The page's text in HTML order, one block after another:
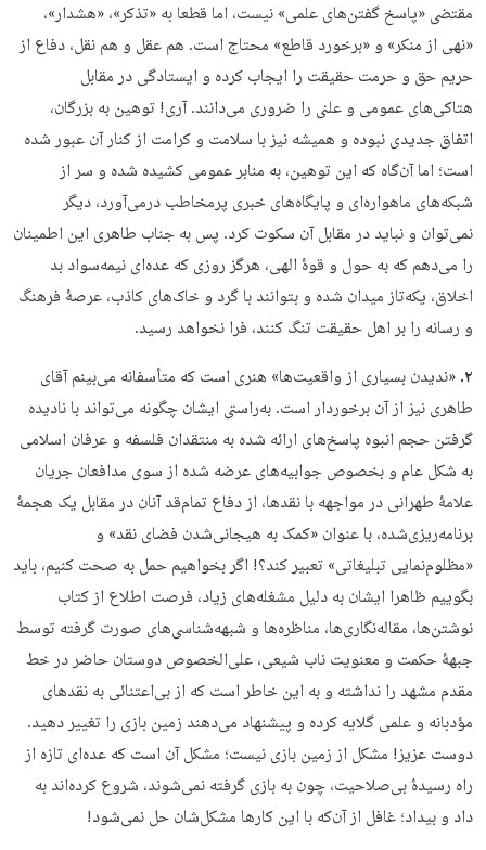
مقتضی «پاسخ‌ گفتن‌های علمی» نیست، اما قطعا به «تذکر»، «هشدار»،
«نهی از منکر» و «برخورد قاطع» محتاج است. هم عقل و هم نقل، دفاع از
حریم حق و حرمت حقیقت را ایجاب کرده و ایستادگی در مقابل
هتاکی‌های عمومی و علنی را ضروری می‌دانند. آری! توهین به بزرگان،
اتفاق جدیدی نبوده و همیشه نیز با سلامت و کرامت از کنار آن عبور شده
است؛ اما آن‌گاه که این توهین، به منابر عمومی کشیده شده و سر از
شبکه‌های ماهواره‌ای و پایگاه‌های خبری پرمخاطب درمی‌آورد، دیگر
نمی‌توان و نباید در مقابل آن سکوت کرد. پس به جناب طاهری این اطمینان
را می‌دهم که به حول و قوۀ الهی، هرگز روزی که عده‌ای نیمه‌سواد بد‌
اخلاق، یکه‌تاز میدان شده و بتوانند با گرد و خاک‌های کاذب، عرصۀ فرهنگ
و رسانه را بر اهل حقیقت تنگ کنند، فرا نخواهد رسید.
۲. «ندیدن بسیاری از واقعیت‌ها» هنری است که متأسفانه می‌بینم آقای
طاهری نیز از آن برخوردار است. به‌راستی ایشان چگونه می‌تواند با نادیده‌
گرفتن حجم انبوه پاسخ‌های ارائه‌ شده به منتقدان فلسفه و عرفان اسلامی
به‌ شکل عام و بخصوص جوابیه‌های عرضه‌ شده از سوی مدافعان جریان
علامۀ طهرانی در مواجهه با نقدها، از دفاع تمام‌قد آنان در مقابل یک هجمۀ
برنامه‌ریزی‌شده، با عنوان «کمک به هیجانی‌شدن فضای نقد» و
«مظلوم‌نمایی تبلیغاتی» تعبیر کند؟! اگر بخواهیم حمل به صحت کنیم، باید
بگوییم ظاهرا ایشان به دلیل مشغله‌های زیاد، فرصت اطلاع از کتاب‌
نوشتن‌ها، مقاله‌نگاری‌ها، مناظره‌ها و شبهه‌شناسی‌های صورت‌ گرفته توسط
جبهۀ حکمت و معنویت ناب شیعی، علی‌الخصوص دوستان حاضر در خط
مقدم مشهد را نداشته و به این خاطر است که از بی‌اعتنائی به نقدهای
مؤدبانه و علمی گلایه کرده و پیشنهاد می‌دهند زمین بازی را تغییر دهید.
دوست عزیز! مشکل از زمین بازی نیست؛ مشکل آن است که عده‌ای تازه از
راه رسیدۀ بی‌صلاحیت، چون به بازی گرفته نمی‌شوند، شروع کرده‌اند به
داد و بیداد؛ غافل از آن‌که با این کارها مشکل‌شان حل نمی‌شود!